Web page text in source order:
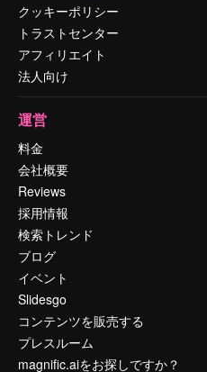
クッキーポリシー
トラストセンター
アフィリエイト
法人向け
運営
料金
会社概要
Reviews
採用情報
検索トレンド
ブログ
イベント
Slidesgo
コンテンツを販売する
プレスルーム
magnific.aiをお探しですか？